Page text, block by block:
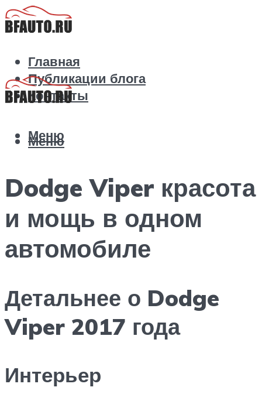
Главная
Публикации блога
Контакты
Меню
Меню
Dodge Viper красота
и мощь в одном
автомобиле
Детальнее о Dodge
Viper 2017 года
Интерьер